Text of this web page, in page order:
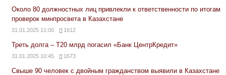
Около 80 должностных лиц привлекли к ответственности по итогам
проверок минпросвета в Казахстане
31.01.2025 11:00 1612
Треть долга – Т20 млрд погасил «Банк ЦентрКредит»
31.01.2025 10:45 1673
Свыше 90 человек с двойным гражданством выявили в Казахстане